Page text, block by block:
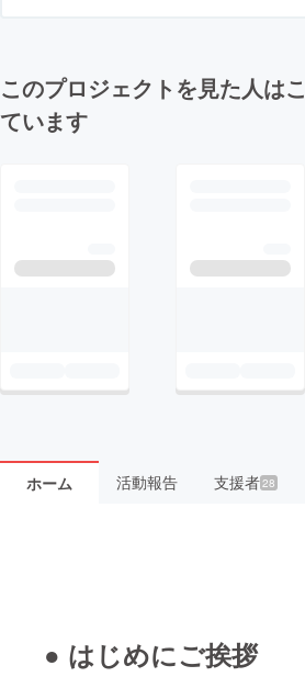
このプロジェクトを見た人は
ています
ホーム 活動報告 支援者 28
● はじめにご挨拶